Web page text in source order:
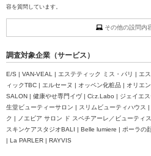
容を質問しています。
その他の設問内
調査対象企業（サービス）
E/S | VAN-VEAL | エステティック ミス・パリ | エ
ィックTBC | エルセーヌ | オッペン化粧品 | オリエ
SALON | 健康やせ専門イヴ | Ci:z.Labo | ジェイエ
生堂ビューティーサロン | スリムビューティハウス
ク | ノエビア サロン ド スペチアーレ／ビューティ
スキンケアスタジオBALI | Belle lumiere | ポーラの
| La PARLER | RAYVIS